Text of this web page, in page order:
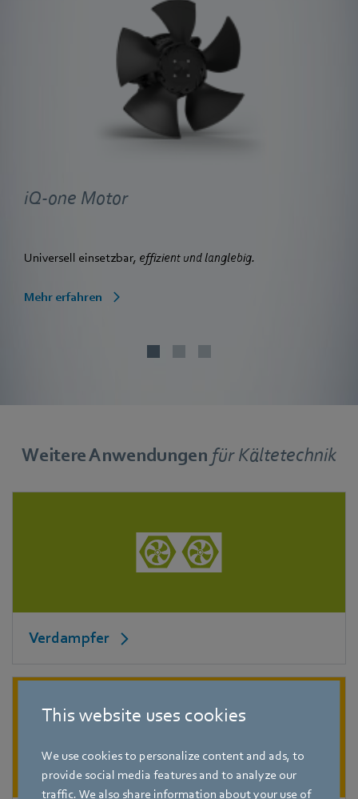
This website uses cookies
We use cookies to personalize content and ads, to
provide social media features and to analyze our
traffic. We also share information about your use of
iQ-one Motor
Universell einsetzbar, effizient und langlebig.
Mehr erfahren
Weitere Anwendungen fürKältetechnik
Verdampfer